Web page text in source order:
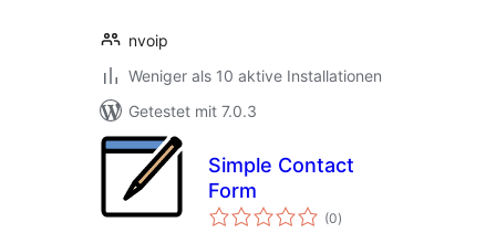
nvoip
Weniger als 10 aktive Installationen
Getestet mit 7.0.3
Simple Contact
Form
(0Bewertungen
gesamt
)